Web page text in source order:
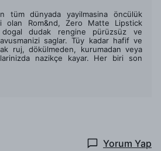
tüm dünyada yayilmasina öncülük
olan Rom&nd, Zero Matte Lipstick
dudak rengine pürüzsüz ve
saglar. Tüy kadar hafif ve
ruj, dökülmeden, kurumadan veya
nazikçe kayar. Her biri son
Yorum Yap